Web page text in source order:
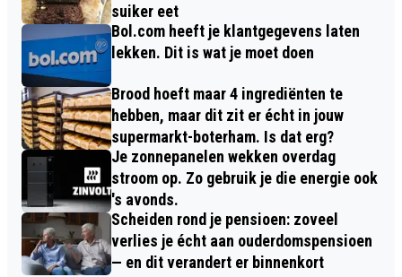
suiker eet
Bol.com heeft je klantgegevens laten
lekken. Dit is wat je moet doen
Brood hoeft maar 4 ingrediënten te
hebben, maar dit zit er écht in jouw
supermarkt-boterham. Is dat erg?
Je zonnepanelen wekken overdag
stroom op. Zo gebruik je die energie ook
's avonds.
Scheiden rond je pensioen: zoveel
verlies je écht aan ouderdomspensioen
— en dit verandert er binnenkort